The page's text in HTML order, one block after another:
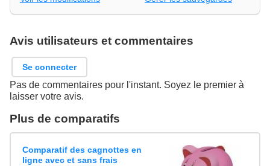
Avis utilisateurs et commentaires
Se connecter
Pas de commentaires pour l'instant. Soyez le premier à
laisser votre avis.
Plus de comparatifs
Comparatif des cagnottes en
ligne avec et sans frais